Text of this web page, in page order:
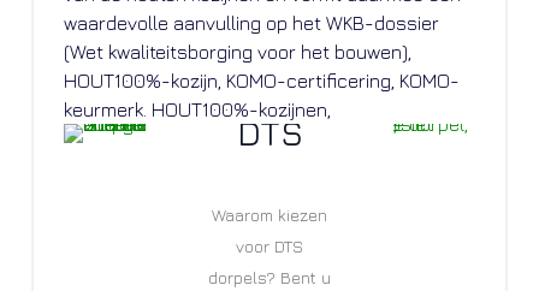
Plaatse
n van
houten
kozijne
Hoe houten
Markeri
ng op
kozijne
n
Wat is CE op
een raam deur
Wat is
een
architr
aaf?
maat Een
Dorpel
s van
DTS
Waarom kiezen
voor DTS
dorpels? Bent u
Waaro
m
Accoya